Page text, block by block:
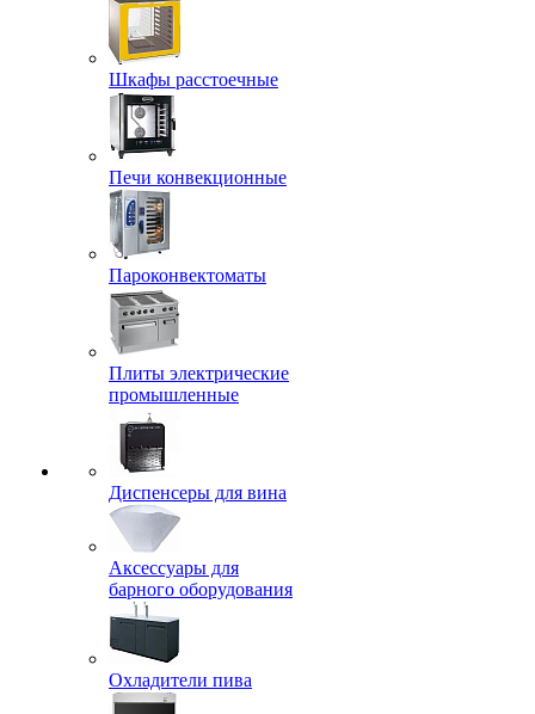
Шкафы расстоечные
Печи конвекционные
Пароконвектоматы
Плиты электрические
промышленные
Диспенсеры для вина
Аксессуары для
барного оборудования
Охладители пива